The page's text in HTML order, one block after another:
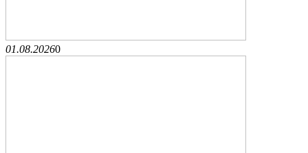
01.08.20260